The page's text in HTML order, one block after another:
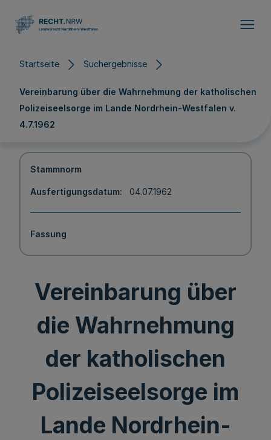
Startseite Suchergebnisse
Vereinbarung über die Wahrnehmung der katholischen
Polizeiseelsorge im Lande Nordrhein-Westfalen v.
4.7.1962
Stammnorm
Ausfertigungsdatum 04.07.1962
Fassung
Vereinbarung über
die Wahrnehmung
der katholischen
Polizeiseelsorge im
Lande Nordrhein-